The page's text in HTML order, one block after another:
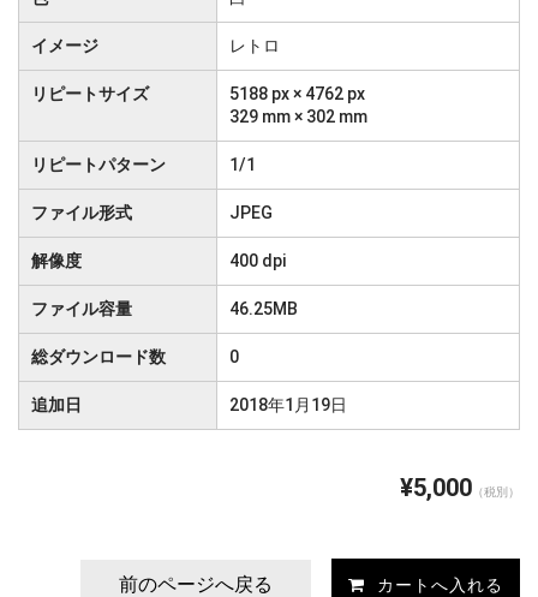
イメージ レトロ
リピートサイズ
5188 px × 4762 px
329 mm × 302 mm
リピートパターン 1/1
ファイル形式 JPEG
解像度 400 dpi
ファイル容量 46.25MB
総ダウンロード数 0
追加日 2018年1月19日
¥5,000 （税別）
前のページへ戻る